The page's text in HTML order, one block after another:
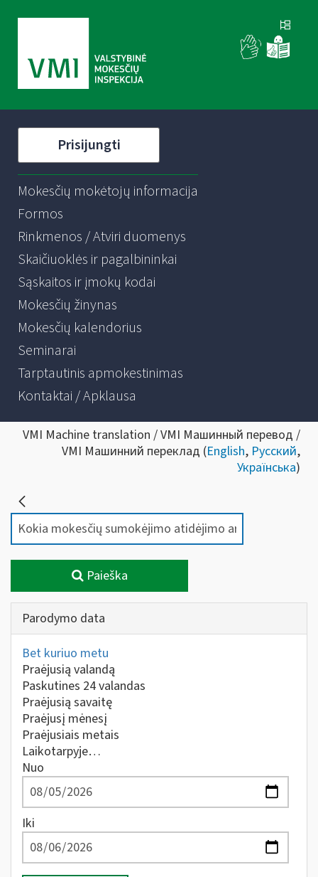
Prisijungti
Mokesčių mokėtojų informacija
Formos
Rinkmenos / Atviri duomenys
Skaičiuoklės ir pagalbininkai
Sąskaitos ir įmokų kodai
Mokesčių žinynas
Mokesčių kalendorius
Seminarai
Tarptautinis apmokestinimas
Kontaktai / Apklausa
VMI Machine translation / VMI Машинный перевод /
VMI Машинний переклад (English, Русский,
Українська)
Paieška
Parodymo data
Bet kuriuo metu
Praėjusią valandą
Paskutines 24 valandas
Praėjusią savaitę
Praėjusį mėnesį
Praėjusiais metais
Laikotarpyje…
Nuo
Iki